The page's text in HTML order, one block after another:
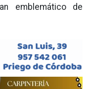
emblemático de